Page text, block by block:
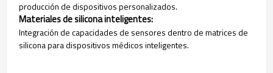
producción de dispositivos personalizados.
Materiales de silicona inteligentes:
Integración de capacidades de sensores dentro de matrices de
silicona para dispositivos médicos inteligentes.